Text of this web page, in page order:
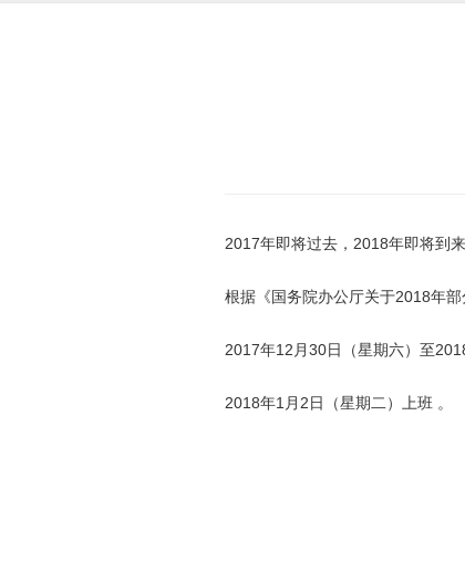
2017年即将过去，2018年即将到
根据《国务院办公厅关于2018年
2017年12月30日（星期六）至
2018年1月2日（星期二）上班 。